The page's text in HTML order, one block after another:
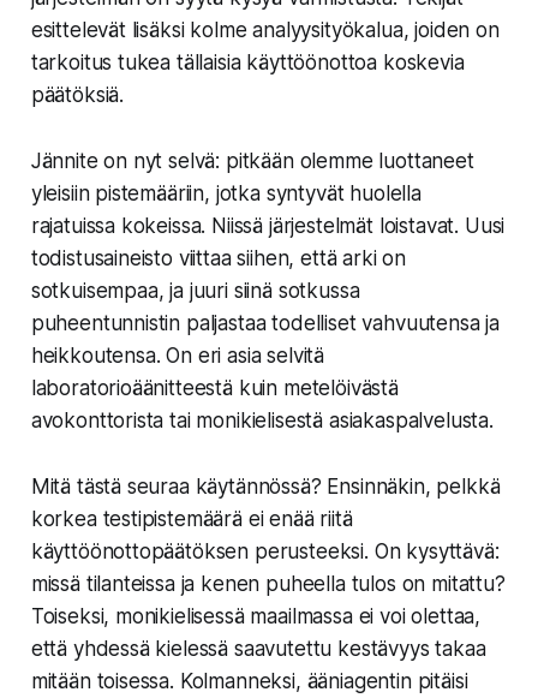
esittelevät lisäksi kolme analyysityökalua, joiden on
tarkoitus tukea tällaisia käyttöönottoa koskevia
päätöksiä.
Jännite on nyt selvä: pitkään olemme luottaneet
yleisiin pistemääriin, jotka syntyvät huolella
rajatuissa kokeissa. Niissä järjestelmät loistavat. Uusi
todistusaineisto viittaa siihen, että arki on
sotkuisempaa, ja juuri siinä sotkussa
puheentunnistin paljastaa todelliset vahvuutensa ja
heikkoutensa. On eri asia selvitä
laboratorioäänitteestä kuin metelöivästä
avokonttorista tai monikielisestä asiakaspalvelusta.
Mitä tästä seuraa käytännössä? Ensinnäkin, pelkkä
korkea testipistemäärä ei enää riitä
käyttöönottopäätöksen perusteeksi. On kysyttävä:
missä tilanteissa ja kenen puheella tulos on mitattu?
Toiseksi, monikielisessä maailmassa ei voi olettaa,
että yhdessä kielessä saavutettu kestävyys takaa
mitään toisessa. Kolmanneksi, ääniagentin pitäisi